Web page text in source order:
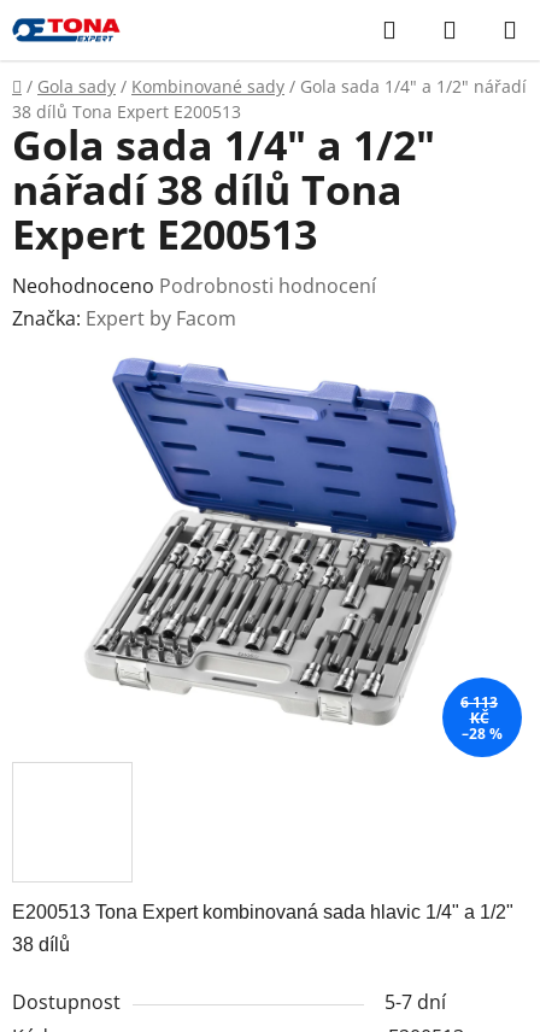
Přejít
na
obsah
Hledat
KOŠÍK
Domů
/ Gola sady / Kombinované sady / Gola sada 1/4" a 1/2" nářadí
38 dílů Tona Expert E200513
E200513 Tona Expert kombinovaná sada hlavic 1/4" a 1/2"
38 dílů
Dostupnost
5-7 dní
Gola sada 1/4" a 1/2"
nářadí 38 dílů Tona
Expert E200513
Průměrné
hodnocení
Neohodnoceno Podrobnosti hodnocení
Značka: Expert by Facom
6 113
KČ
–28 %